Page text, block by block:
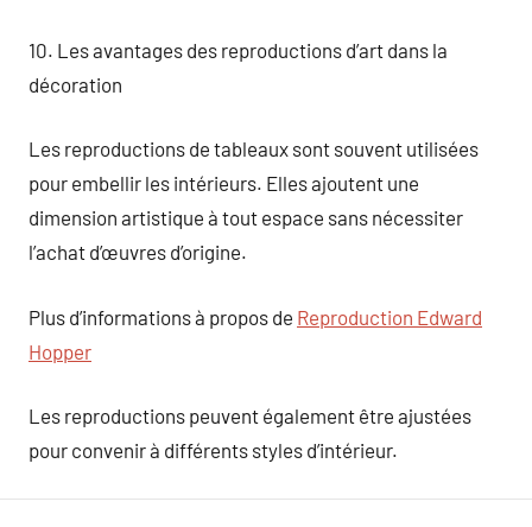
10. Les avantages des reproductions d’art dans la
décoration
Les reproductions de tableaux sont souvent utilisées
pour embellir les intérieurs. Elles ajoutent une
dimension artistique à tout espace sans nécessiter
l’achat d’œuvres d’origine.
Plus d’informations à propos de Reproduction Edward
Hopper
Les reproductions peuvent également être ajustées
pour convenir à différents styles d’intérieur.